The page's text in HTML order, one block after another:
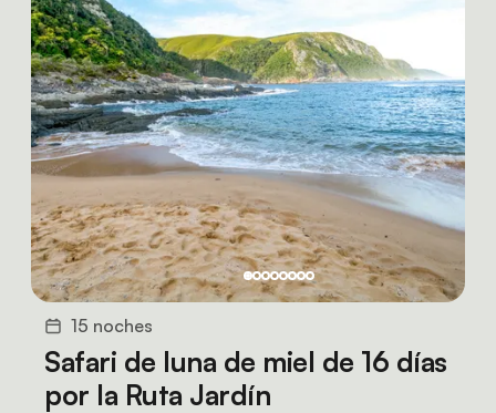
15 noches
Safari de luna de miel de 16 días
por la Ruta Jardín